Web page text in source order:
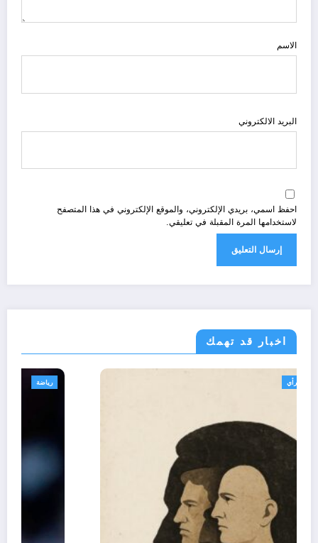
الاسم
البريد الالكتروني
احفظ اسمي، بريدي الإلكتروني، والموقع الإلكتروني في هذا المتصفح
لاستخدامها المرة المقبلة في تعليقي.
اخبار قد تهمك
تعاليق حرة